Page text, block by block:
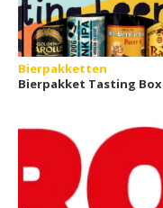
Bierpakketten
Bierpakket Tasting Box